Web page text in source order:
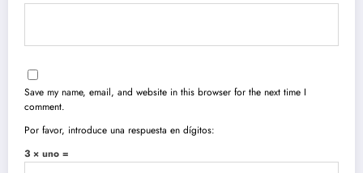
Save my name, email, and website in this browser for the next time I
comment.
Por favor, introduce una respuesta en dígitos:
3 × uno =